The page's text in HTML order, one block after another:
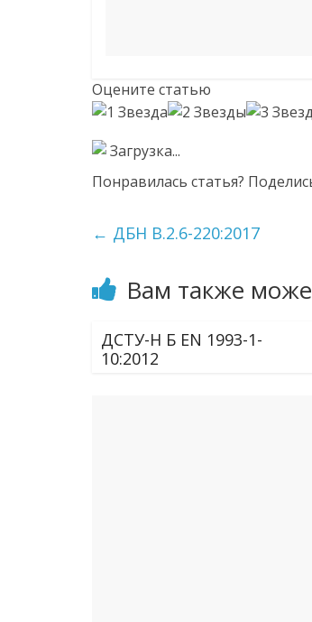
Оцените статью
Загрузка...
Понравилась статья?
← ДБН В.2.6-220:2017
Вам также
ДСТУ-Н Б EN 1993-1-
10:2012